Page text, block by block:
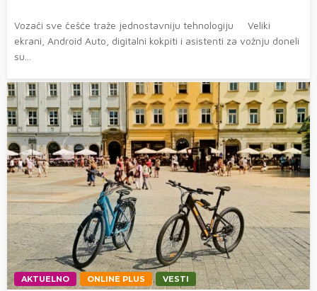
Vozači sve češće traže jednostavniju tehnologiju Veliki
ekrani, Android Auto, digitalni kokpiti i asistenti za vožnju doneli
su...
AKTUELNO ONLINE PLUS VESTI